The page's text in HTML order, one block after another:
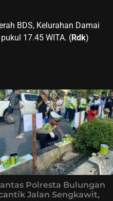
BDS, Kelurahan Damai
17.45 WITA. (Rdk)
Polresta Bulungan
Jalan Sengkawit,